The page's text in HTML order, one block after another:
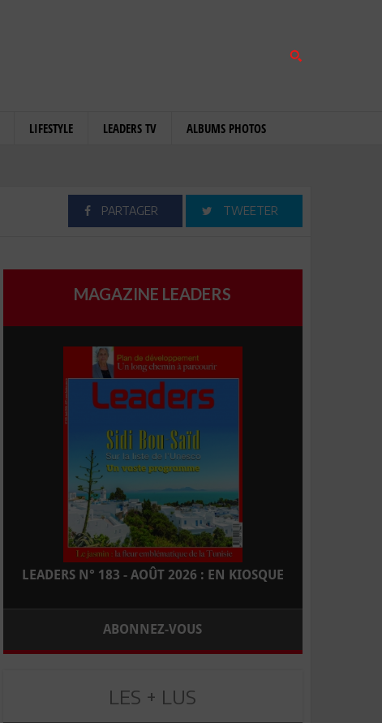
LIFESTYLE LEADERS TV ALBUMS PHOTOS
PARTAGER TWEETER
MAGAZINE LEADERS
LEADERS N° 183 - AOÛT 2026 : EN KIOSQUE
ABONNEZ-VOUS
LES + LUS